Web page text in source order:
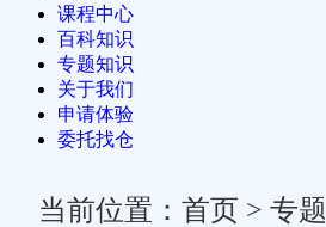
课程中心
百科知识
专题知识
关于我们
申请体验
委托找仓
当前位置： 首页 > 专题